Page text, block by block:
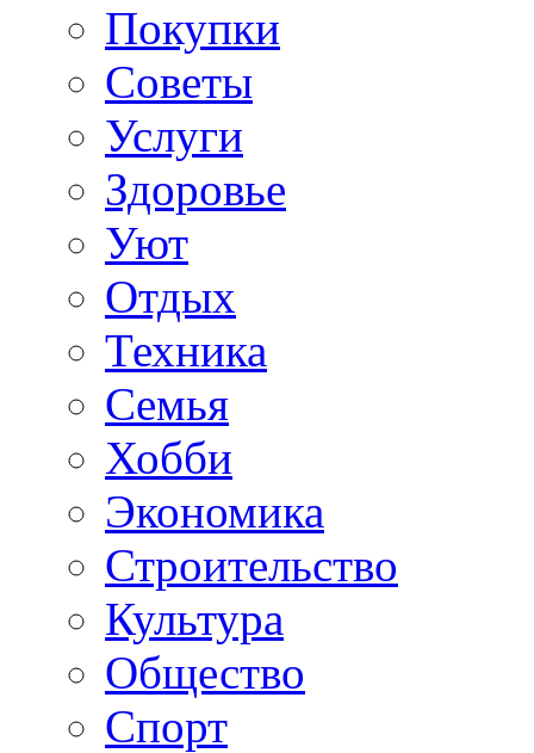
Покупки
Советы
Услуги
Здоровье
Уют
Отдых
Техника
Семья
Хобби
Экономика
Строительство
Культура
Общество
Спорт